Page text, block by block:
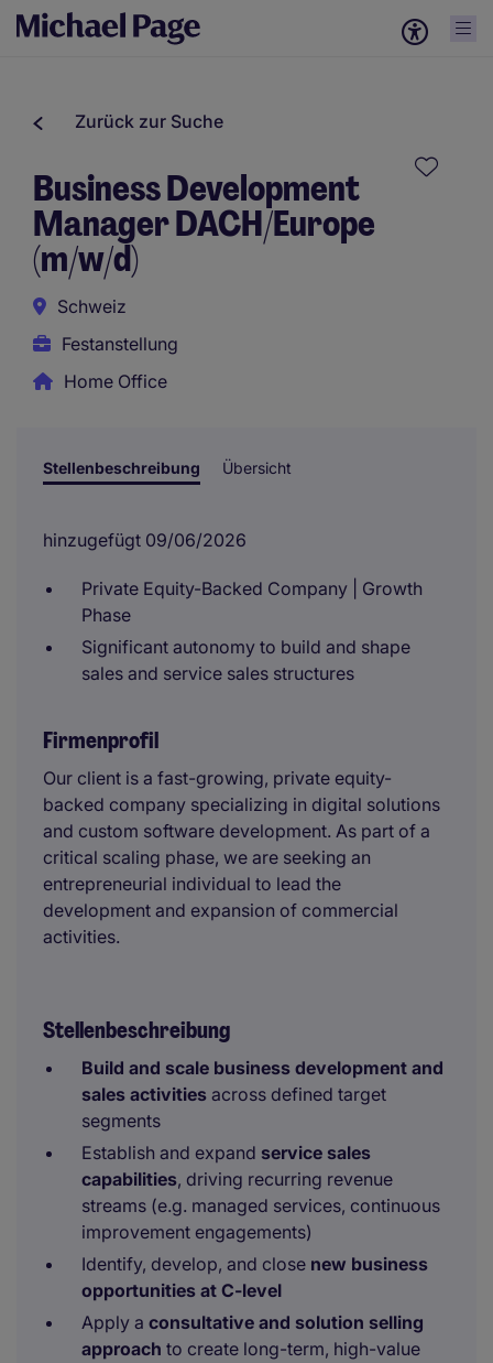
Zurück zur Suche
Business Development
Manager DACH/Europe
(m/w/d)
Schweiz
Festanstellung
Home Office
Stellenbeschreibung Übersicht
hinzugefügt 09/06/2026
Private Equity-Backed Company | Growth
Phase
Significant autonomy to build and shape
sales and service sales structures
Firmenprofil
Our client is a fast-growing, private equity-
backed company specializing in digital solutions
and custom software development. As part of a
critical scaling phase, we are seeking an
entrepreneurial individual to lead the
development and expansion of commercial
activities.
Stellenbeschreibung
Build and scale business development and
sales activities across defined target
segments
Establish and expand service sales
capabilities, driving recurring revenue
streams (e.g. managed services, continuous
improvement engagements)
Identify, develop, and close new business
opportunities at C-level
Apply a consultative and solution selling
approach to create long-term, high-value